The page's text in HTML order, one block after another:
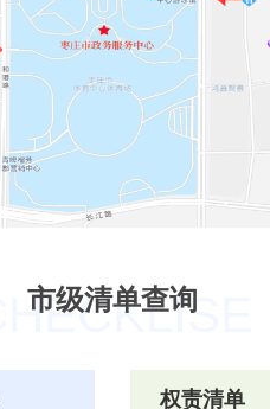
市级清单查询
权责清单